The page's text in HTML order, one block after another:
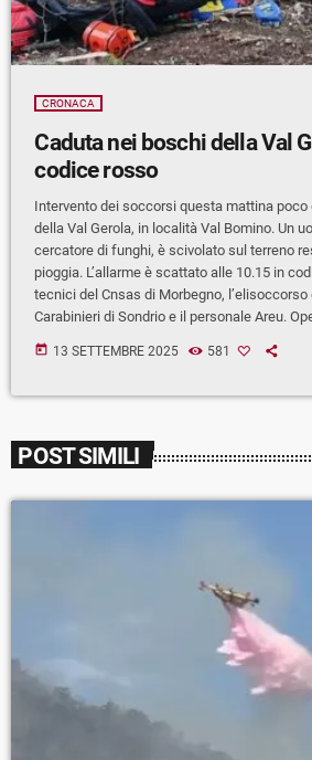
CRONACA
Caduta nei boschi della Val
codice rosso
Intervento dei soccorsi questa mattina poco
della Val Gerola, in località Val Bomino. Un
cercatore di funghi, è scivolato sul terreno
pioggia. L’allarme è scattato alle 10.15 in
tecnici del Cnsas di Morbegno, l’elisoccorso
Carabinieri di Sondrio e il personale Areu.
today 13 SETTEMBRE 2025 581
POST SIMILI